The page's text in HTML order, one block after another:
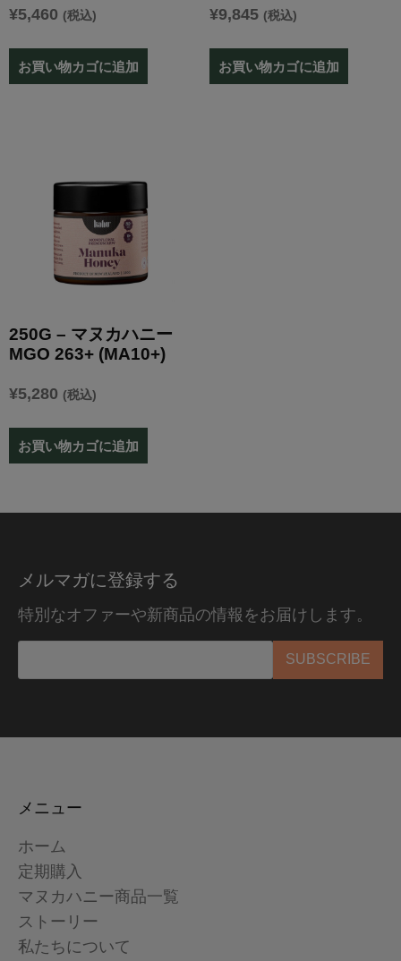
¥5,460 (税込)
お買い物カゴに追加
¥9,845 (税込)
お買い物カゴに追加
250G – マヌカハニー
MGO 263+ (MA10+)
¥5,280 (税込)
お買い物カゴに追加
メルマガに登録する
特別なオファーや新商品の情報をお届けします。
メニュー
ホーム
定期購入
マヌカハニー商品一覧
ストーリー
私たちについて